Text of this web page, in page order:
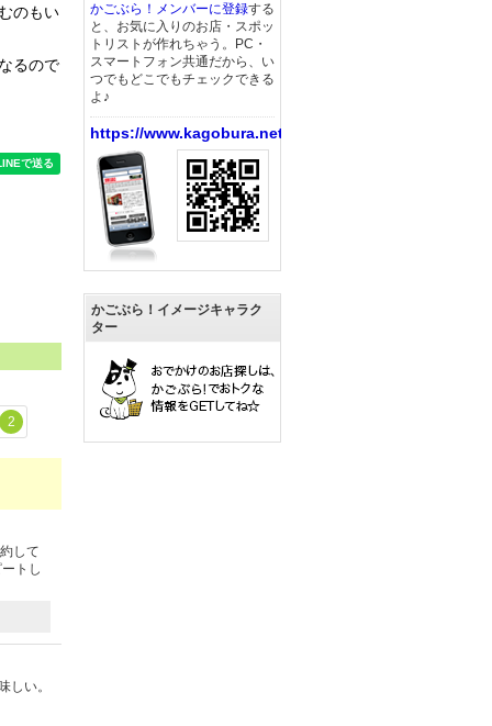
のもい
るので
2
して
トし
しい。
かごぶら！メンバーに登録する
と、お気に入りのお店・スポッ
トリストが作れちゃう。PC・
スマートフォン共通だから、い
つでもどこでもチェックできる
よ♪
https://www.kagobura.net/
かごぶら！イメージキャラク
ター